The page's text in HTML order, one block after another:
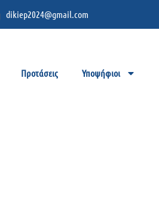
dikiep2024@gmail.com
Προτάσεις Υποψήφιοι